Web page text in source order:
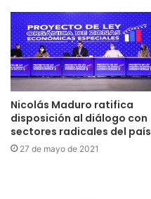
Nicolás Maduro ratifica
disposición al diálogo con
sectores radicales del país
27 de mayo de 2021